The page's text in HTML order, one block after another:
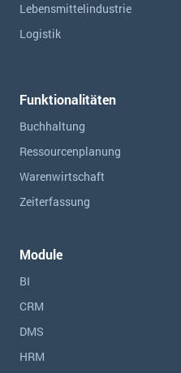
Lebensmittelindustrie
Logistik
Funktionalitäten
Buchhaltung
Ressourcen­planung
Warenwirtschaft
Zeiterfassung
Module
BI
CRM
DMS
HRM